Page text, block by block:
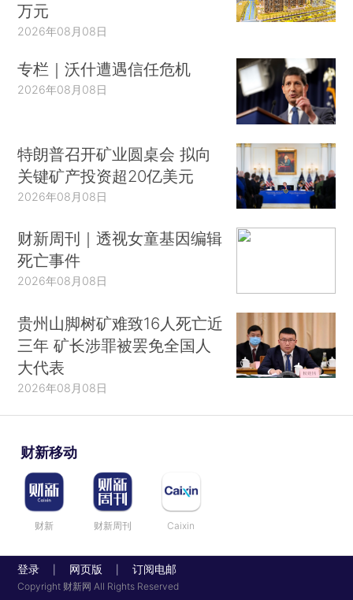
万元
2026年08月08日
专栏｜沃什遭遇信任危机
2026年08月08日
特朗普召开矿业圆桌会 拟向
关键矿产投资超20亿美元
2026年08月08日
财新周刊｜透视女童基因编辑
死亡事件
2026年08月08日
贵州山脚树矿难致16人死亡近
三年 矿长涉罪被罢免全国人
大代表
2026年08月08日
财新移动
财新 财新周刊 Caixin
登录 网页版 订阅电邮
Copyright 财新网 All Rights Reserved